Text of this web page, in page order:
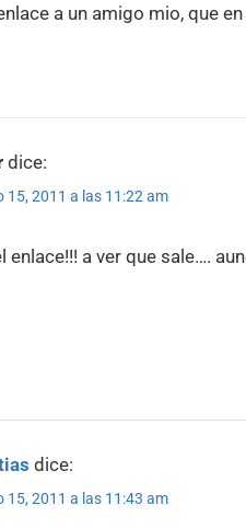
a un amigo mio, que
dice:
15, 2011 a las 11:22 am
enlace!!! a ver que sale….
dice:
15, 2011 a las 11:43 am